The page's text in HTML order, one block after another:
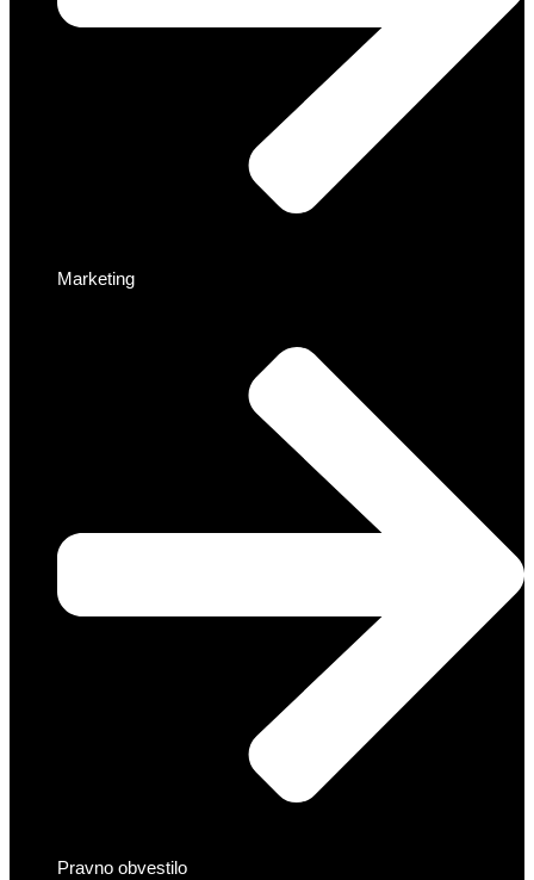
Marketing
Pravno obvestilo